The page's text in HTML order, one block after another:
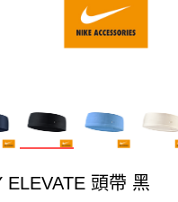
ELEVATE 頭帶 黑